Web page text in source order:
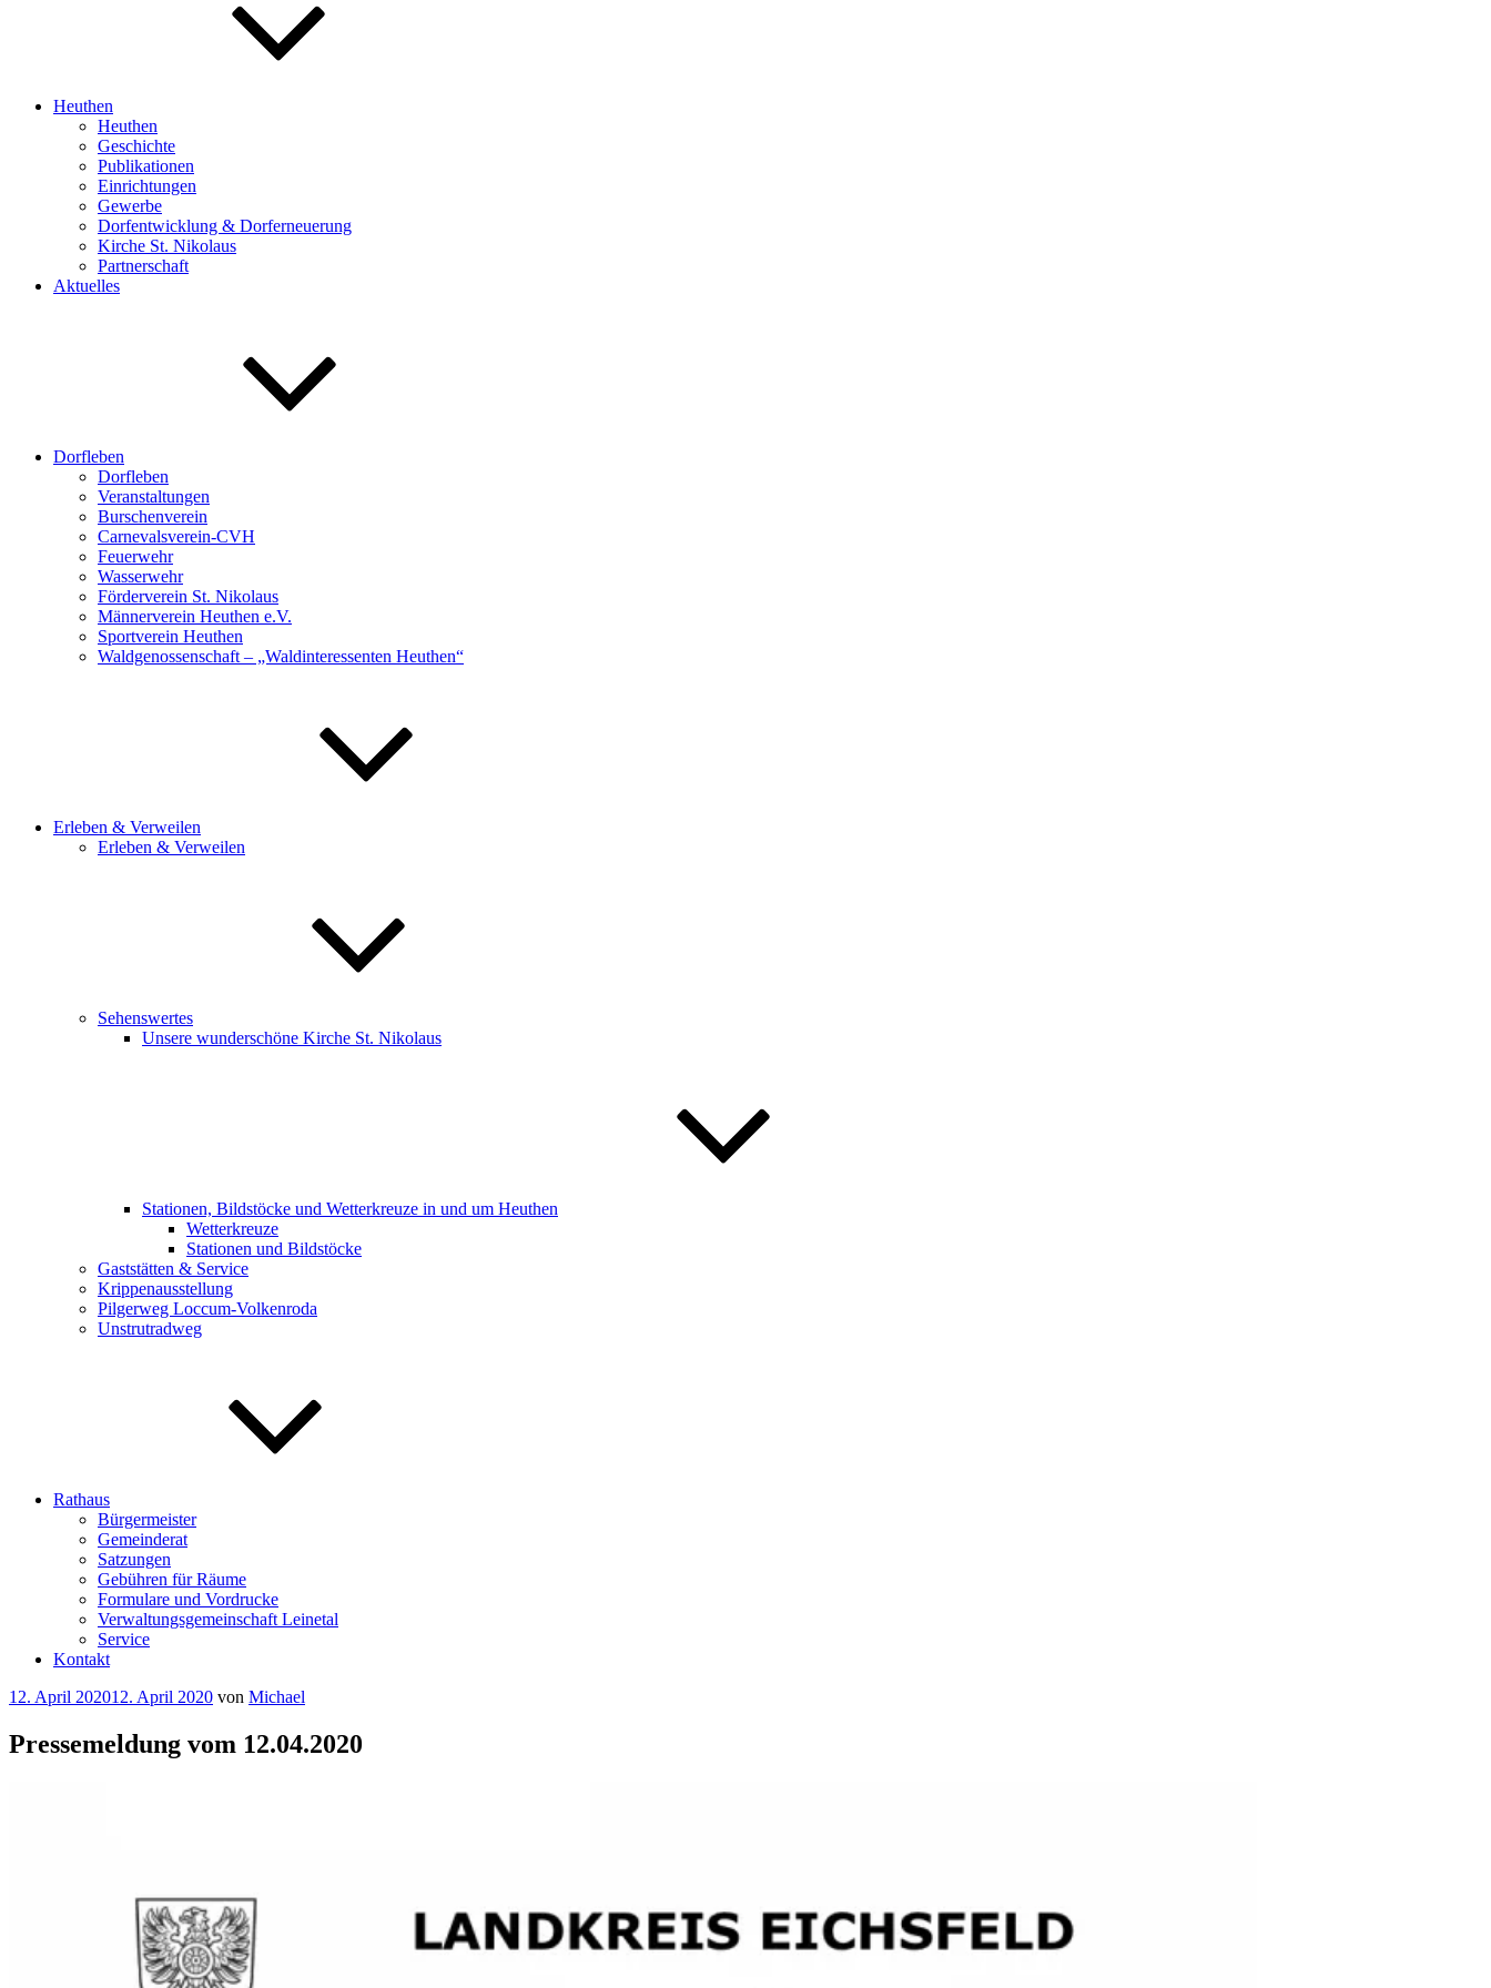
Heuthen
Heuthen
Geschichte
Publikationen
Einrichtungen
Gewerbe
Dorfentwicklung & Dorferneuerung
Kirche St. Nikolaus
Partnerschaft
Aktuelles
Dorfleben
Dorfleben
Veranstaltungen
Burschenverein
Carnevalsverein-CVH
Feuerwehr
Wasserwehr
Förderverein St. Nikolaus
Männerverein Heuthen e.V.
Sportverein Heuthen
Waldgenossenschaft – „Waldinteressenten Heuthen“
Erleben & Verweilen
Erleben & Verweilen
Sehenswertes
Unsere wunderschöne Kirche St. Nikolaus
Stationen, Bildstöcke und Wetterkreuze in und um Heuthen
Wetterkreuze
Stationen und Bildstöcke
Gaststätten & Service
Krippenausstellung
Pilgerweg Loccum-Volkenroda
Unstrutradweg
Rathaus
Bürgermeister
Gemeinderat
Satzungen
Gebühren für Räume
Formulare und Vordrucke
Verwaltungsgemeinschaft Leinetal
Service
Kontakt
Veröffentlicht
12. April 202012. April 2020 von Michael
Pressemeldung vom 12.04.2020